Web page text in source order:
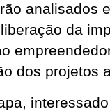
analisados
da
dos projetos